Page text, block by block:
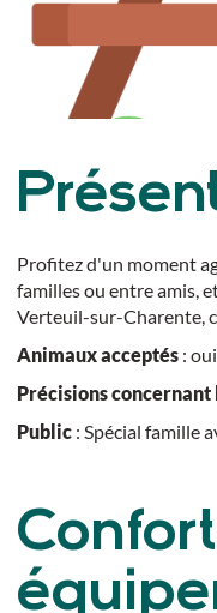
Profitez d'un moment
familles ou entre amis,
Verteuil-sur-Charente,
Animaux acceptés: oui
Précisions concernant
Public: Spécial famille